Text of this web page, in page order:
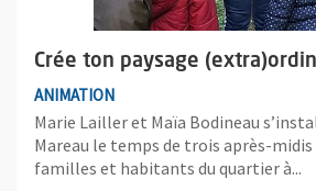
Crée ton paysage
ANIMATION
Marie Lailler et Maïa Bodineau
Mareau le temps de trois après-
familles et habitants du quartier à...